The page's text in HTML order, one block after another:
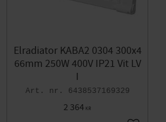
Elradiator KABA2 0304 300x4
66mm 250W 400V IP21 Vit LV
I
6438537169329
2 364 KR